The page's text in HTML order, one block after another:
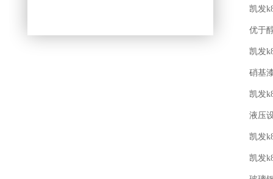
凯发
优于
凯发
硝基
凯发
液压
凯发
凯发